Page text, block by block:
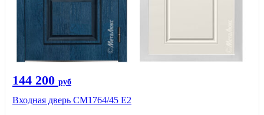
144 200 руб
Входная дверь СМ1764/45 Е2